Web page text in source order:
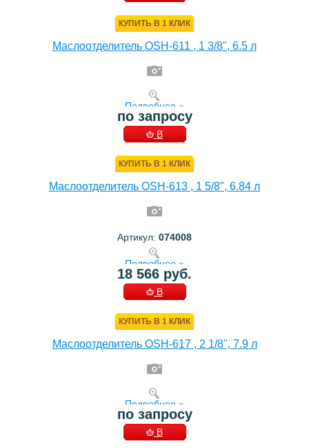
КУПИТЬ В 1 КЛИК
Маслоотделитель OSH-611 , 1 3/8", 6.5 л
Подробнее »
по запросу
В
КУПИТЬ В 1 КЛИК
Маслоотделитель OSH-613 , 1 5/8", 6.84 л
Артикул: 074008
Подробнее »
18 566 руб.
В
КУПИТЬ В 1 КЛИК
Маслоотделитель OSH-617 , 2 1/8", 7.9 л
Подробнее »
по запросу
В